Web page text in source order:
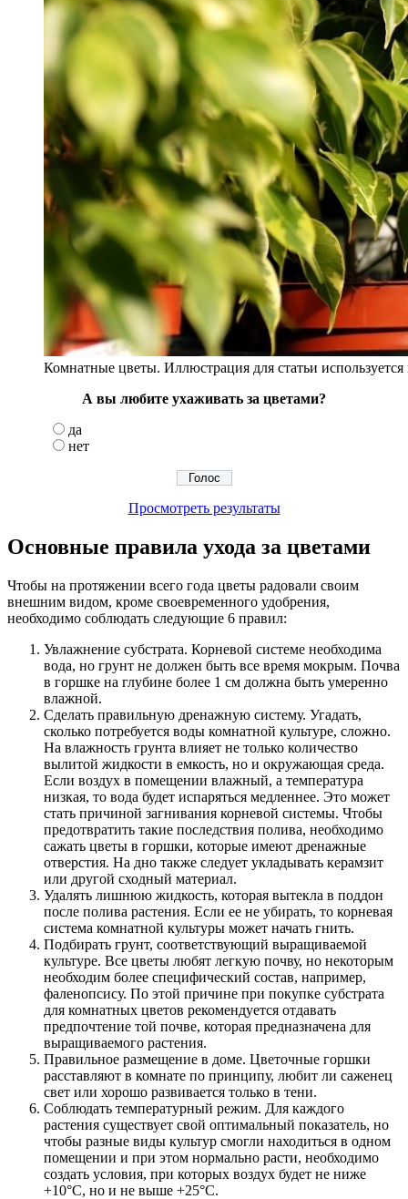
Комнатные цветы. Иллюстрация для статьи
А вы любите ухаживать за цветами?
да
нет
Просмотреть результаты
Основные правила ухода за цветами
Чтобы на протяжении всего года цветы радовали своим
внешним видом, кроме своевременного удобрения,
необходимо соблюдать следующие 6 правил:
Увлажнение субстрата. Корневой системе необходима
вода, но грунт не должен быть все время мокрым. Почва
в горшке на глубине более 1 см должна быть умеренно
влажной.
Сделать правильную дренажную систему. Угадать,
сколько потребуется воды комнатной культуре, сложно.
На влажность грунта влияет не только количество
вылитой жидкости в емкость, но и окружающая среда.
Если воздух в помещении влажный, а температура
низкая, то вода будет испаряться медленнее. Это может
стать причиной загнивания корневой системы. Чтобы
предотвратить такие последствия полива, необходимо
сажать цветы в горшки, которые имеют дренажные
отверстия. На дно также следует укладывать керамзит
или другой сходный материал.
Удалять лишнюю жидкость, которая вытекла в поддон
после полива растения. Если ее не убирать, то корневая
система комнатной культуры может начать гнить.
Подбирать грунт, соответствующий выращиваемой
культуре. Все цветы любят легкую почву, но некоторым
необходим более специфический состав, например,
фаленопсису. По этой причине при покупке субстрата
для комнатных цветов рекомендуется отдавать
предпочтение той почве, которая предназначена для
выращиваемого растения.
Правильное размещение в доме. Цветочные горшки
расставляют в комнате по принципу, любит ли саженец
свет или хорошо развивается только в тени.
Соблюдать температурный режим. Для каждого
растения существует свой оптимальный показатель, но
чтобы разные виды культур смогли находиться в одном
помещении и при этом нормально расти, необходимо
создать условия, при которых воздух будет не ниже
+10°С, но и не выше +25°С.